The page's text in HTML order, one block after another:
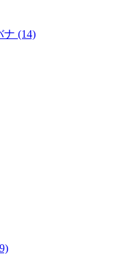
ナ (14)